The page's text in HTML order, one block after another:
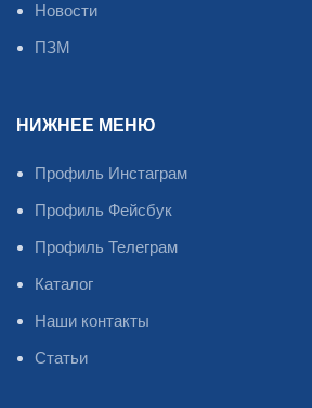
Новости
ПЗМ
НИЖНЕЕ МЕНЮ
Профиль Инстаграм
Профиль Фейсбук
Профиль Телеграм
Каталог
Наши контакты
Статьи